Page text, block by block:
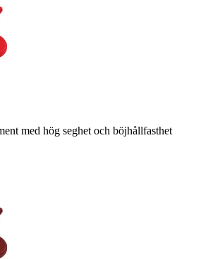
med hög seghet och böjhållfasthet